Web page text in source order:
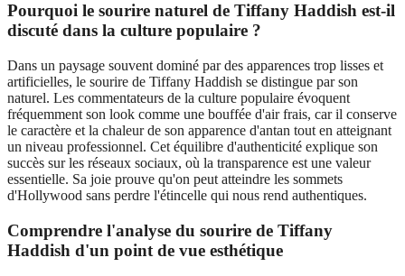
Pourquoi le sourire naturel de Tiffany Haddish est-il
discuté dans la culture populaire ?
Dans un paysage souvent dominé par des apparences trop lisses et
artificielles, le sourire de Tiffany Haddish se distingue par son
naturel. Les commentateurs de la culture populaire évoquent
fréquemment son look comme une bouffée d'air frais, car il conserve
le caractère et la chaleur de son apparence d'antan tout en atteignant
un niveau professionnel. Cet équilibre d'authenticité explique son
succès sur les réseaux sociaux, où la transparence est une valeur
essentielle. Sa joie prouve qu'on peut atteindre les sommets
d'Hollywood sans perdre l'étincelle qui nous rend authentiques.
Comprendre l'analyse du sourire de Tiffany
Haddish d'un point de vue esthétique